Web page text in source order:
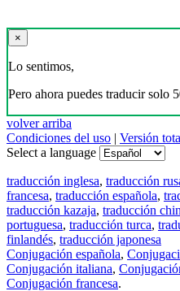
×
Lo sentimos,
Pero ahora puedes traducir solo
volver arriba
Condiciones del uso | Versión
Select a language
traducción inglesa, traducción
francesa, traducción española,
traducción kazaja, traducción
portuguesa, traducción turca,
finlandés, traducción japonesa
Conjugación española,
Conjugación italiana,
Conjugación francesa.